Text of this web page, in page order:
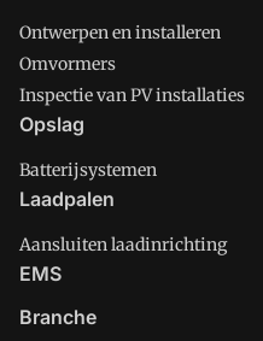
Ontwerpen en installeren
Omvormers
Inspectie van PV installaties
Opslag
Batterijsystemen
Laadpalen
Aansluiten laadinrichting
EMS
Branche